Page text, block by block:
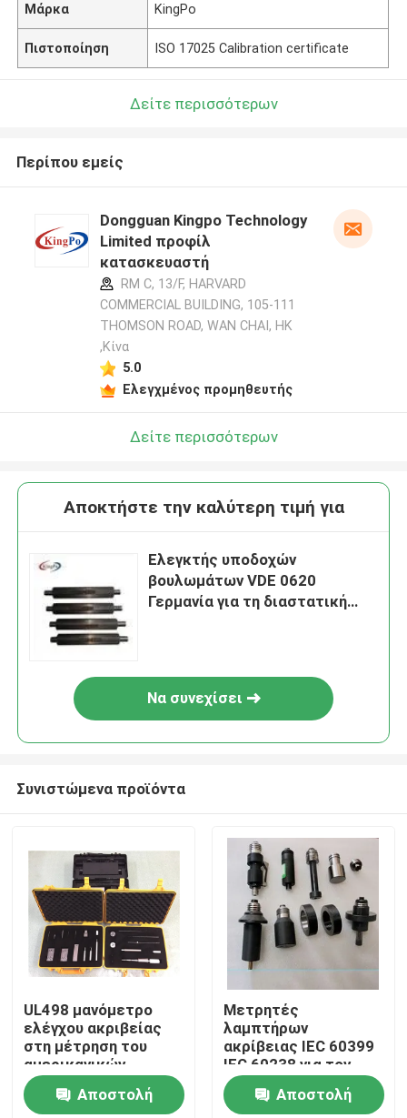
Προϊόντα
Περίπου εμείς
Μάρκα KingPo
Πιστοποίηση ISO 17025 Calibration certificate
Δείτε περισσότερων
Περίπου εμείς
Dongguan Kingpo Technology
Limited προφίλ
κατασκευαστή
RM C, 13/F, HARVARD
COMMERCIAL BUILDING, 105-111
THOMSON ROAD, WAN CHAI, HK
,Κίνα
5.0
Ελεγχμένος προμηθευτής
Δείτε περισσότερων
Αποκτήστε την καλύτερη τιμή για
Ελεγκτής υποδοχών
βουλωμάτων VDE 0620
Γερμανία για τη διαστατική
Να συνεχίσει
Συνιστώμενα προϊόντα
UL498 μανόμετρο
ελέγχου ακριβείας
στη μέτρηση του
αμερικανικών
τυποποιημένων
βουλώματος και της
Αποστολή
Μετρητές
λαμπτήρων
ακρίβειας IEC 60399
IEC 60238 για τον
κάτοχο λαμπτήρων
E27
Αποστολή